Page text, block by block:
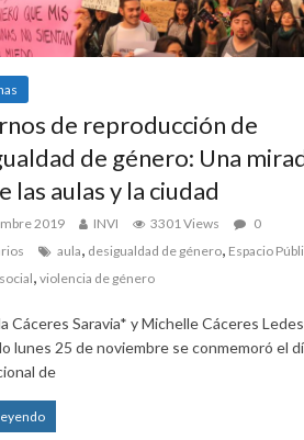
de reproducción de
de género: Una
las aulas y la ciudad
2019 INVI 3301 Views
0
aula desigualdad de género Espacio
violencia de género
Cáceres Saravia* y Michelle Cáceres
lunes 25 de noviembre se conmemoró el
de